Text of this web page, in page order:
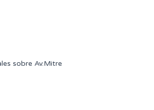
sobre Av.Mitre